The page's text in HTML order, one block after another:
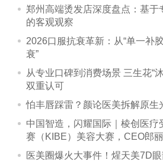
郑州高端烫发店深度盘点：基于
的客观观察
2026口服抗衰革新：从“单一补
衰”
从专业口碑到消费场景 三生花“
双重认可
怕丰唇踩雷？颜论医美拆解原生
中国智造，闪耀国际｜棱创医疗
赛（KIBE）美容大赛，CEO郎
医美圈爆火大事件！煋天美7D